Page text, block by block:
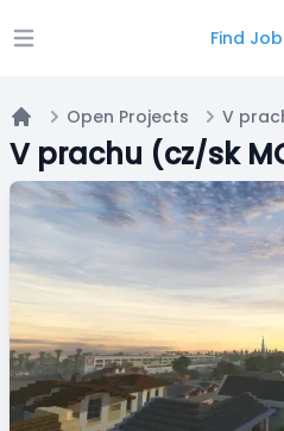
Open main menu Find
Home
Open Projects V
V prachu (cz/sk